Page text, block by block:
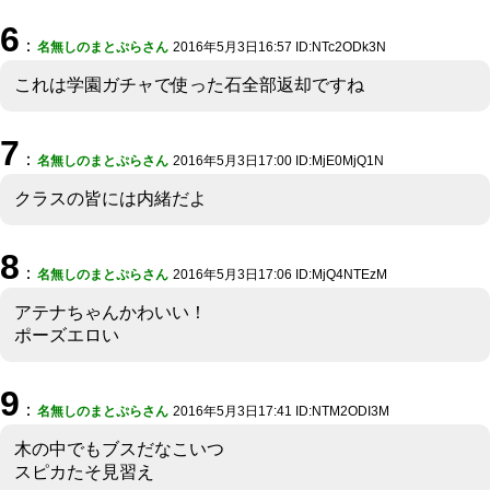
6 ： 名無しのまとぷらさん 2016年5月3日16:57 ID:NTc2ODk3N
これは学園ガチャで使った石全部返却ですね
7 ： 名無しのまとぷらさん 2016年5月3日17:00 ID:MjE0MjQ1N
クラスの皆には内緒だよ
8 ： 名無しのまとぷらさん 2016年5月3日17:06 ID:MjQ4NTEzM
アテナちゃんかわいい！
ポーズエロい
9 ： 名無しのまとぷらさん 2016年5月3日17:41 ID:NTM2ODI3M
木の中でもブスだなこいつ
スピカたそ見習え